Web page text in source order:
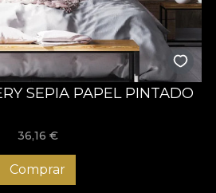
SEPIA PAPEL PINTADO
36,16 €
Comprar